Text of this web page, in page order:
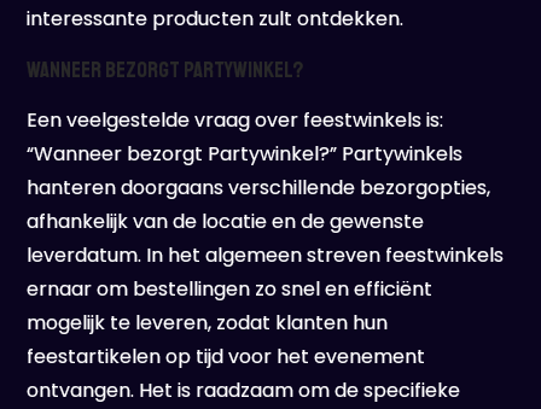
interessante producten zult ontdekken.
Wanneer bezorgt Partywinkel?
Een veelgestelde vraag over feestwinkels is:
“Wanneer bezorgt Partywinkel?” Partywinkels
hanteren doorgaans verschillende bezorgopties,
afhankelijk van de locatie en de gewenste
leverdatum. In het algemeen streven feestwinkels
ernaar om bestellingen zo snel en efficiënt
mogelijk te leveren, zodat klanten hun
feestartikelen op tijd voor het evenement
ontvangen. Het is raadzaam om de specifieke